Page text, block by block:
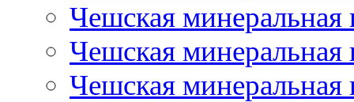
Чешская минеральная
Чешская минеральная
Чешская минеральная